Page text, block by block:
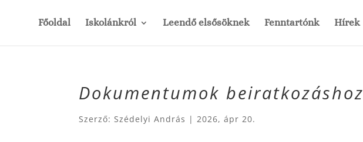
Főoldal Iskolánkról Leendő elsősöknek Fenntartónk Hírek
Dokumentumok beiratkozáshoz
Szerző:Szédelyi András |2026, ápr 20.